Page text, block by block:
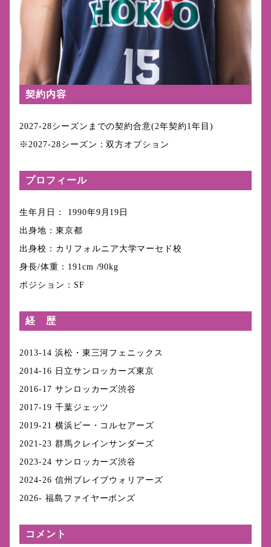
契約内容
2027-28シーズンまでの契約合意(2年契約1年目)
※2027-28シーズン：双方オプション
プロフィール
生年月日： 1990年9月19日
出身地：東京都
出身校：カリフォルニア大学マーセド校
身長/体重：191cm /90kg
ポジション：SF
経 歴
2013-14 浜松・東三河フェニックス
2014-16 日立サンロッカーズ東京
2016-17 サンロッカーズ渋谷
2017-19 千葉ジェッツ
2019-21 横浜ビー・コルセアーズ
2021-23 群馬クレインサンダーズ
2023-24 サンロッカーズ渋谷
2024-26 信州ブレイブウォリアーズ
2026- 福島ファイヤーボンズ
コメント